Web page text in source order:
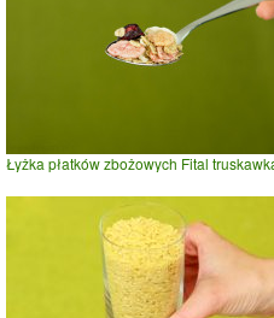
Łyżka płatków zbożowych Fital